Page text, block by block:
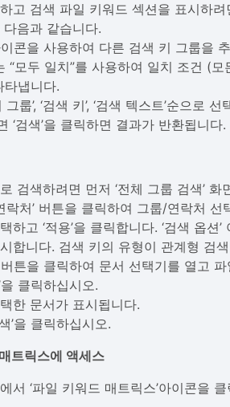
고 검색 파일 키워드 섹션을 표시하려
음과 같습니다.
이콘을 사용하여 다른 검색 키 그룹을
“모두 일치”를 사용하여 일치 조건 (
냅니다.
룹’, ‘검색 키’, ‘검색 텍스트’순으로 선
‘검색’을 클릭하면 결과가 반환됩니다.
검색하려면 먼저 ‘전체 그룹 검색’
락처’ 버튼을 클릭하여 그룹/연락처 선
하고 ‘적용’을 클릭합니다. ‘검색 옵
합니다. 검색 키의 유형이 관계형 검
버튼을 클릭하여 문서 선택기를 열고
을 클릭하십시오.
한 문서가 표시됩니다.
’을 클릭하십시오.
트릭스에 액세스
서 ‘파일 키워드 매트릭스’아이콘을